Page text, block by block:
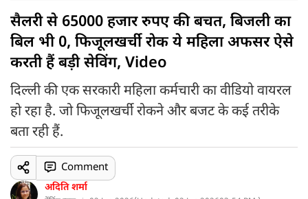
सैलरी से 65000 हजार रुपए की बचत, बिजली का
बिल भी 0, फिजूलखर्ची रोक ये महिला अफसर ऐसे
करती हैं बड़ी सेविंग, Video
दिल्ली की एक सरकारी महिला कर्मचारी का वीडियो वायरल
हो रहा है. जो फिजूलखर्ची रोकने और बजट के कई तरीके
बता रही हैं.
अदिति शर्मा
Comment